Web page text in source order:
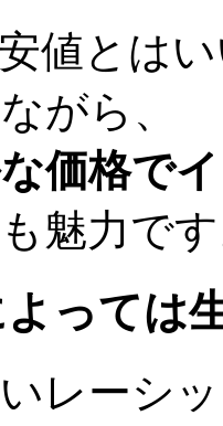
値とは
がら、
価格で
魅力で
っては
レーシ